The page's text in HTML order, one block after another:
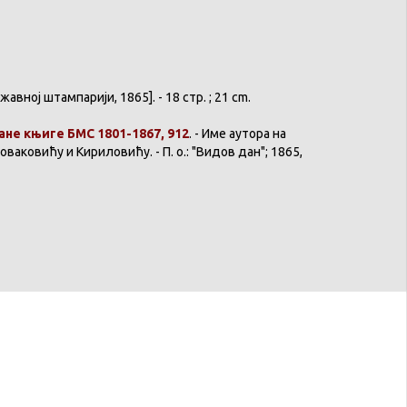
штампарији, 1865]. - 18 стр. ; 21 cm.
књиге БМС 1801-1867, 912. - Име аутора на
и Кириловићу. - П. о.: "Видов дан"; 1865,